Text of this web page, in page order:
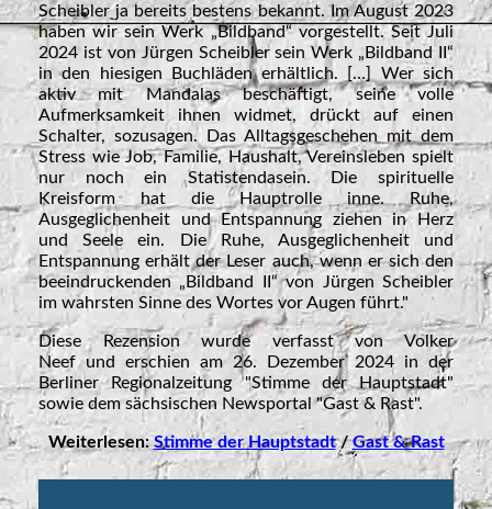
Scheibler ja bereits bestens bekannt. Im August 2023
haben wir sein Werk „Bildband“ vorgestellt. Seit Juli
2024 ist von Jürgen Scheibler sein Werk „Bildband II“
in den hiesigen Buchläden erhältlich. […] Wer sich
aktiv mit Mandalas beschäftigt, seine volle
Aufmerksamkeit ihnen widmet, drückt auf einen
Schalter, sozusagen. Das Alltagsgeschehen mit dem
Stress wie Job, Familie, Haushalt, Vereinsleben spielt
nur noch ein Statistendasein. Die spirituelle
Kreisform hat die Hauptrolle inne. Ruhe,
Ausgeglichenheit und Entspannung ziehen in Herz
und Seele ein. Die Ruhe, Ausgeglichenheit und
Entspannung erhält der Leser auch, wenn er sich den
beeindruckenden „Bildband II“ von Jürgen Scheibler
im wahrsten Sinne des Wortes vor Augen führt."
Diese Rezension wurde verfasst von Volker
Neefund erschien am 26. Dezember 2024 in der
Berliner Regionalzeitung "Stimme der Hauptstadt"
sowie dem sächsischen Newsportal"Gast& Rast".
Weiterlesen: Stimme der Hauptstadt / Gast & Rast